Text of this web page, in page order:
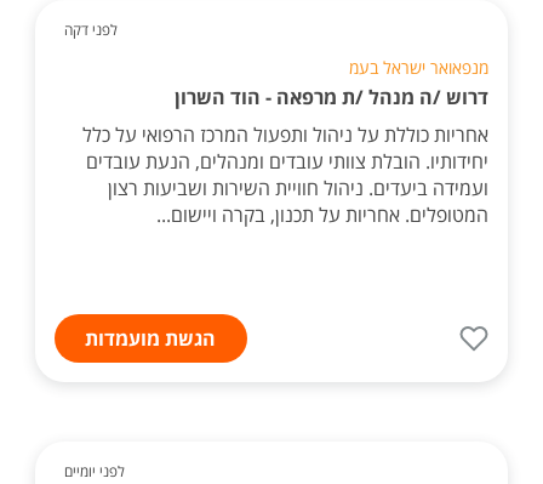
לפני דקה
מנפאואר ישראל בעמ
דרוש /ה מנהל /ת מרפאה - הוד השרון
אחריות כוללת על ניהול ותפעול המרכז הרפואי על כלל
יחידותיו. הובלת צוותי עובדים ומנהלים, הנעת עובדים
ועמידה ביעדים. ניהול חוויית השירות ושביעות רצון
המטופלים. אחריות על תכנון, בקרה ויישום...
הגשת מועמדות
לפני יומיים